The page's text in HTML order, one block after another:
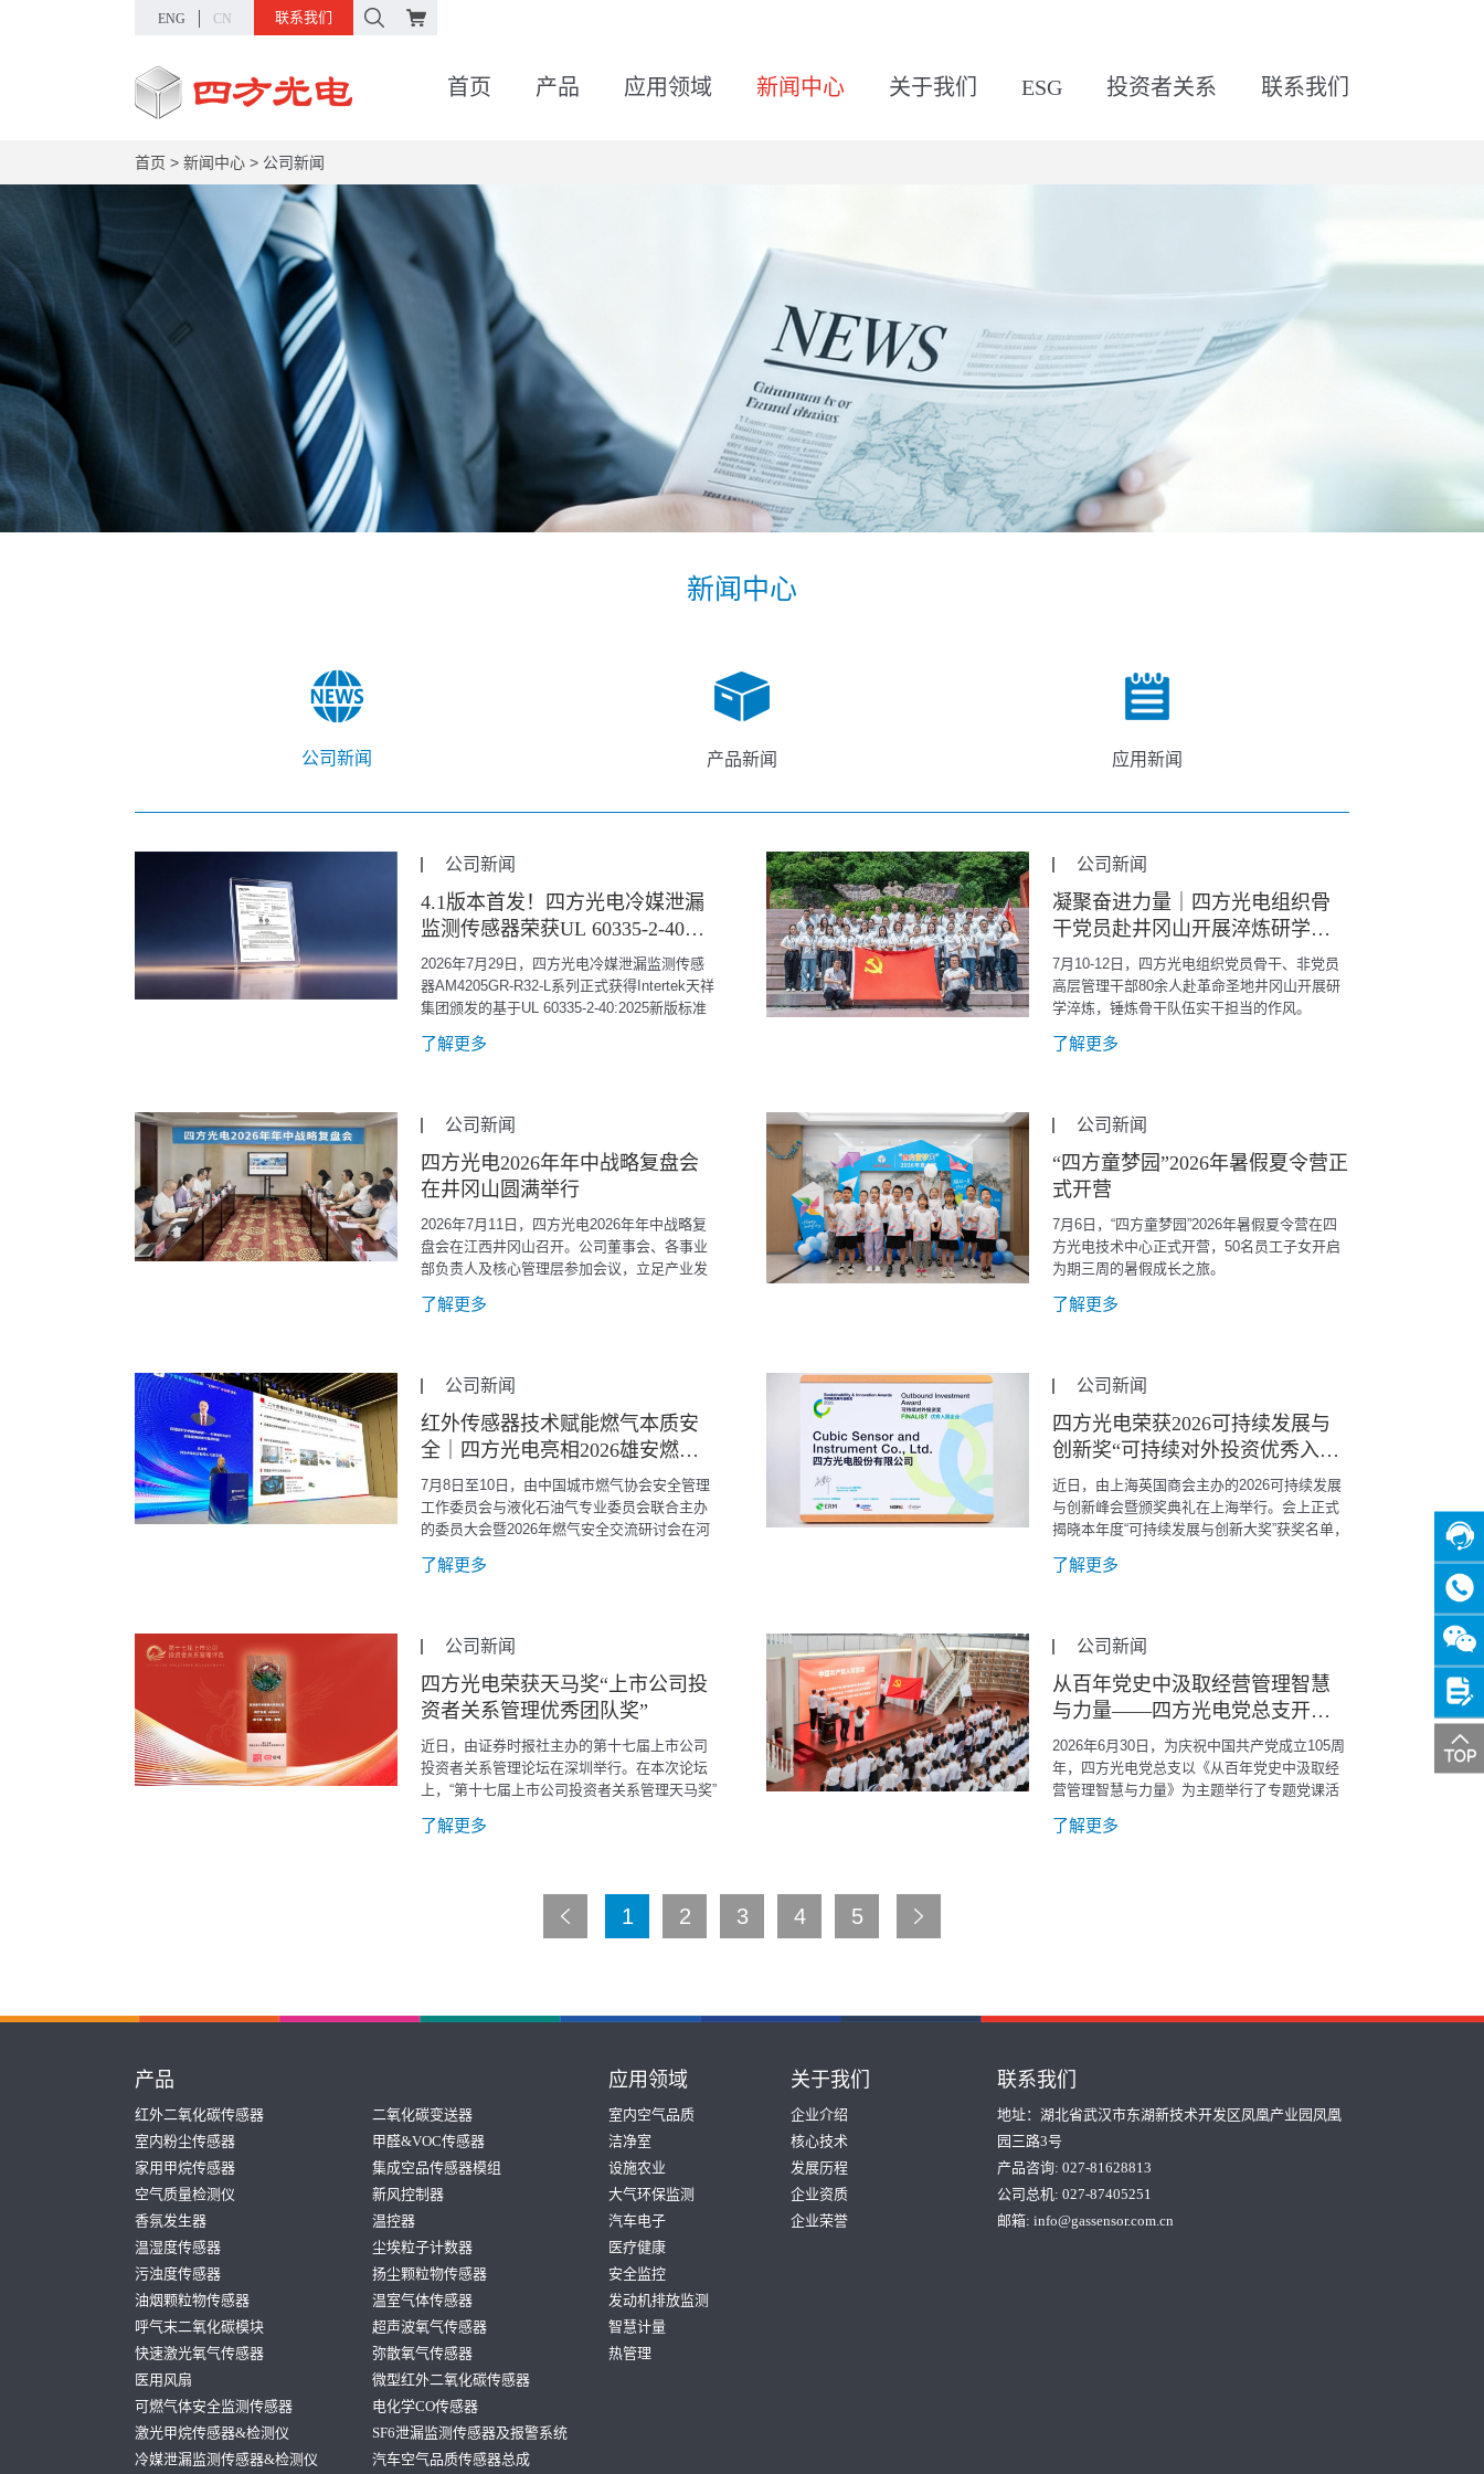
ENG CN 联系我们
首页 产品 应用领域 新闻中心 关于我们 ESG 投资者关系 联系我们
在线
客服
咨询
热线
关注
微信
投诉
建议
首页 > 新闻中心 > 公司新闻
新闻中心
公司新闻 产品新闻 应用新闻
公司新闻
4.1版本首发！四方光电冷媒泄漏
监测传感器荣获UL 60335-2-40：
2025新版标准ETL认证
2026年7月29日，四方光电冷媒泄漏监测传感
器AM4205GR-R32-L系列正式获得Intertek天祥
集团颁发的基于UL 60335-2-40:2025新版标准
了解更多
公司新闻
凝聚奋进力量｜四方光电组织骨
干党员赴井冈山开展淬炼研学活
动
7月10-12日，四方光电组织党员骨干、非党员
高层管理干部80余人赴革命圣地井冈山开展研
学淬炼，锤炼骨干队伍实干担当的作风。
了解更多
公司新闻
四方光电2026年年中战略复盘会
在井冈山圆满举行
2026年7月11日，四方光电2026年年中战略复
盘会在江西井冈山召开。公司董事会、各事业
部负责人及核心管理层参加会议，立足产业发
阶段战略落地工作。
了解更多
公司新闻
“四方童梦园”2026年暑假夏令营正
式开营
7月6日，“四方童梦园”2026年暑假夏令营在四
方光电技术中心正式开营，50名员工子女开启
为期三周的暑假成长之旅。
了解更多
公司新闻
红外传感器技术赋能燃气本质安
全｜四方光电亮相2026雄安燃气
安全研讨会
7月8日至10日，由中国城市燃气协会安全管理
工作委员会与液化石油气专业委员会联合主办
的委员大会暨2026年燃气安全交流研讨会在河
安全监测整体解决方案重磅亮相并发表主题演
了解更多
公司新闻
四方光电荣获2026可持续发展与
创新奖“可持续对外投资优秀入围
企业”
近日，由上海英国商会主办的2026可持续发展
与创新峰会暨颁奖典礼在上海举行。会上正式
揭晓本年度“可持续发展与创新大奖”获奖名单，
出表现，荣获“可持续对外投资奖优秀入围企
了解更多
公司新闻
四方光电荣获天马奖“上市公司投
资者关系管理优秀团队奖”
近日，由证券时报社主办的第十七届上市公司
投资者关系管理论坛在深圳举行。在本次论坛
上，“第十七届上市公司投资者关系管理天马奖”
从超2300家参评公司中脱颖而出，荣获“上市公
了解更多
公司新闻
从百年党史中汲取经营管理智慧
与力量——四方光电党总支开展
庆祝建党105周年主题党课
2026年6月30日，为庆祝中国共产党成立105周
年，四方光电党总支以《从百年党史中汲取经
营管理智慧与力量》为主题举行了专题党课活
共同参加。
了解更多
1 2 3 4 5
产品
红外二氧化碳传感器
二氧化碳变送器
室内粉尘传感器
甲醛&VOC传感器
家用甲烷传感器
集成空品传感器模组
空气质量检测仪
新风控制器
香氛发生器
温控器
温湿度传感器
尘埃粒子计数器
污浊度传感器
扬尘颗粒物传感器
油烟颗粒物传感器
温室气体传感器
呼气末二氧化碳模块
超声波氧气传感器
快速激光氧气传感器
弥散氧气传感器
医用风扇
微型红外二氧化碳传感器
可燃气体安全监测传感器
电化学CO传感器
激光甲烷传感器&检测仪
SF6泄漏监测传感器及报警系统
冷媒泄漏监测传感器&检测仪
汽车空气品质传感器总成
应用领域
室内空气品质
洁净室
设施农业
大气环保监测
汽车电子
医疗健康
安全监控
发动机排放监测
智慧计量
热管理
关于我们
企业介绍
核心技术
发展历程
企业资质
企业荣誉
联系我们
地址：湖北省武汉市东湖新技术开发区凤凰产业园凤凰
园三路3号
产品咨询: 027-81628813
公司总机: 027-87405251
邮箱: info@gassensor.com.cn